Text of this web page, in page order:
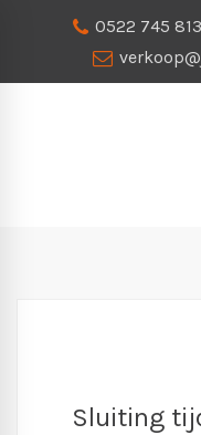
0522 745 813
Sluiting